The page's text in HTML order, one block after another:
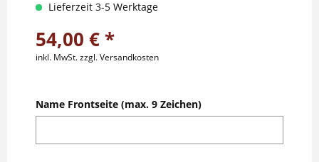
Lieferzeit 3-5 Werktage
54,00 € *
inkl. MwSt.zzgl. Versandkosten
Name Frontseite (max. 9 Zeichen)